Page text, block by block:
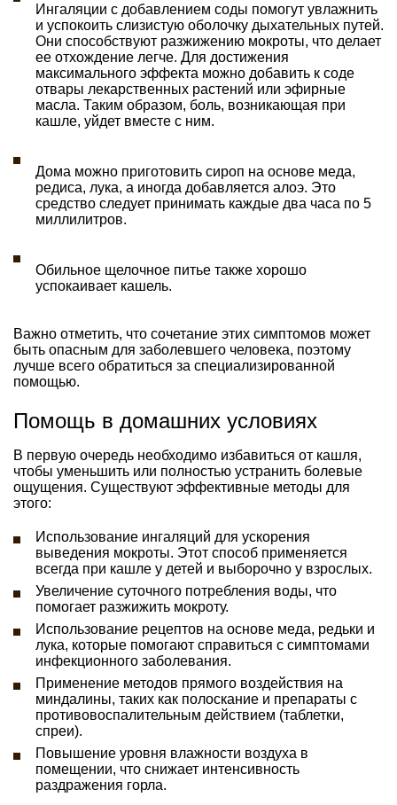
Ингаляции с добавлением соды помогут увлажнить
и успокоить слизистую оболочку дыхательных путей.
Они способствуют разжижению мокроты, что делает
ее отхождение легче. Для достижения
максимального эффекта можно добавить к соде
отвары лекарственных растений или эфирные
масла. Таким образом, боль, возникающая при
кашле, уйдет вместе с ним.
Дома можно приготовить сироп на основе меда,
редиса, лука, а иногда добавляется алоэ. Это
средство следует принимать каждые два часа по 5
миллилитров.
Обильное щелочное питье также хорошо
успокаивает кашель.
Важно отметить, что сочетание этих симптомов может
быть опасным для заболевшего человека, поэтому
лучше всего обратиться за специализированной
помощью.
Помощь в домашних условиях
В первую очередь необходимо избавиться от кашля,
чтобы уменьшить или полностью устранить болевые
ощущения. Существуют эффективные методы для
этого:
Использование ингаляций для ускорения
выведения мокроты. Этот способ применяется
всегда при кашле у детей и выборочно у взрослых.
Увеличение суточного потребления воды, что
помогает разжижить мокроту.
Использование рецептов на основе меда, редьки и
лука, которые помогают справиться с симптомами
инфекционного заболевания.
Применение методов прямого воздействия на
миндалины, таких как полоскание и препараты с
противовоспалительным действием (таблетки,
спреи).
Повышение уровня влажности воздуха в
помещении, что снижает интенсивность
раздражения горла.